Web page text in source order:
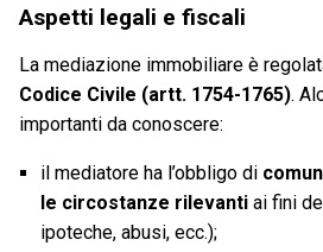
Aspetti legali e fiscali
La mediazione immobiliare è
Codice Civile (artt. 1754-1765).
importanti da conoscere:
il mediatore ha l’obbligo di
le circostanze rilevantiai fini
ipoteche, abusi, ecc.);